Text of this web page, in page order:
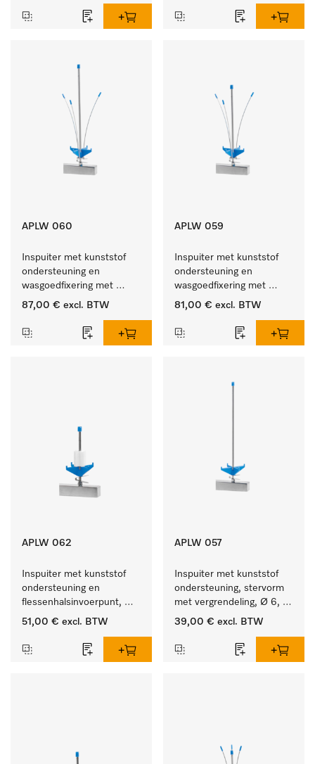
APLW 060
Inspuiter met kunststof
ondersteuning en
wasgoedfixering met
vergr., Ø 6, lengte
87,00 € excl. BTW
APLW 059
Inspuiter met kunststof
ondersteuning en
wasgoedfixering met
vergr., Ø 6, lengte
81,00 € excl. BTW
APLW 062
Inspuiter met kunststof
ondersteuning en
flessenhalsinvoerpunt,
ster, Ø 6, lengte 135 mm.
51,00 € excl. BTW
APLW 057
Inspuiter met kunststof
ondersteuning, stervorm
met vergrendeling, Ø 6,
lengte 275 mm.
39,00 € excl. BTW